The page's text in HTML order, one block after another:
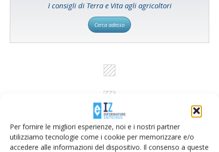
Per fornire le migliori esperienze, noi e i nostri partner
utilizziamo tecnologie come i cookie per memorizzare e/o
accedere alle informazioni del dispositivo. Il consenso a queste
I consigli di Terra e Vita agli agricoltori
Cerca adesso